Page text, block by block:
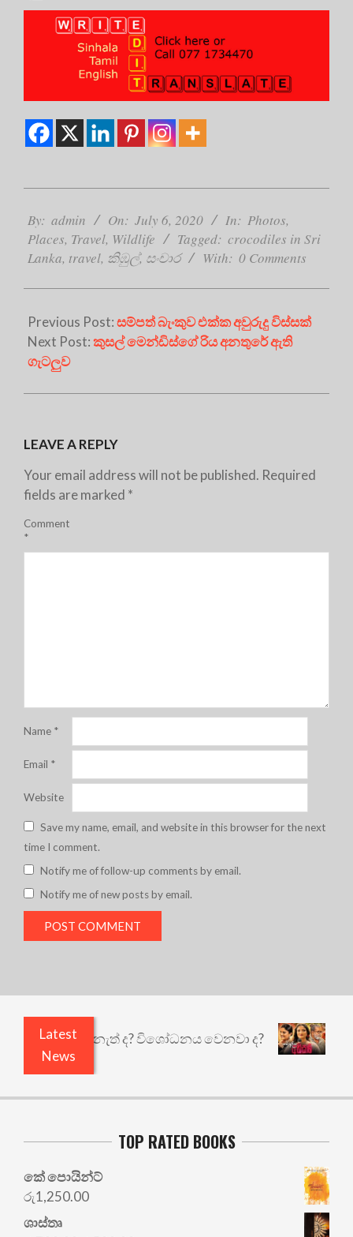
07-
06
By: admin On: July 6, 2020 In: Photos,
Places, Travel, Wildlife Tagged: crocodiles in Sri
Lanka, travel, කිඹුල්, සංචාර With: 0 Comments
Previous Post:සම්පත් බැංකුව එක්ක අවුරුදු විස්සක්
Next Post:කුසල් මෙන්ඩිස්ගේ රිය අනතුරේ ඇති
ගැටලුව
LEAVE A REPLY
Your email address will not be published. Required
fields are marked *
Comment
*
Name *
Email *
Website
Save my name, email, and website in this browser for the next
time I comment.
Notify me of follow-up comments by email.
Notify me of new posts by email.
Latest
News
කුඩු නැත් ද? විශෝධනය වෙනවා ද?
TOP RATED BOOKS
කේ පොයින්ට්
රු1,250.00
ශාස්තෘ